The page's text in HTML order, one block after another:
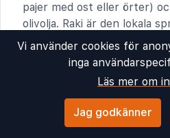
pajer med ost eller örter)
olivolja. Raki är den lokala
serveras efter maten.
Vilka är normala
restauranger och
Butiker i turistområden har
morgon till sent på kvällen,
Vi använder cookies för
inga
Läs mer om
Jag godkänner